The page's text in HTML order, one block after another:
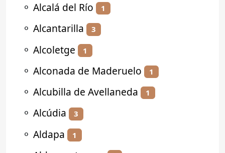
⚬ Alcalá del Río 1
⚬ Alcantarilla 3
⚬ Alcoletge 1
⚬ Alconada de Maderuelo 1
⚬ Alcubilla de Avellaneda 1
⚬ Alcúdia 3
⚬ Aldapa 1